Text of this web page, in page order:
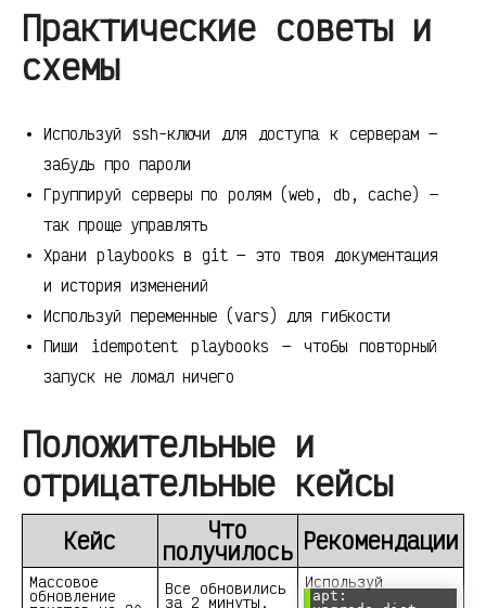
Практические советы и
схемы
Используй ssh-ключи для доступа к серверам —
забудь про пароли
Группируй серверы по ролям (web, db, cache) —
так проще управлять
Храни playbooks в git — это твоя документация
и история изменений
Используй переменные (vars) для гибкости
Пиши idempotent playbooks — чтобы повторный
запуск не ломал ничего
Положительные и
отрицательные кейсы
Кейс Что
получилось Рекомендации
Массовое
обновление Все обновились
за 2 минуты,
Используй
apt: